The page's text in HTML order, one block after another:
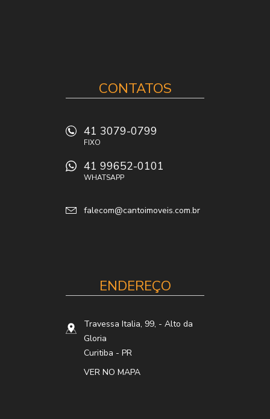
CONTATOS
41 3079-0799
FIXO
41 99652-0101
WHATSAPP
falecom@cantoimoveis.com.br
ENDEREÇO
Travessa Italia, 99, - Alto da
Gloria
Curitiba - PR
VER NO MAPA